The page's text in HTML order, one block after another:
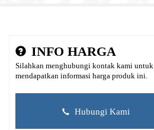
INFO HARGA
Silahkan menghubungi kontak kami untuk
mendapatkan informasi harga produk ini.
Hubungi Kami